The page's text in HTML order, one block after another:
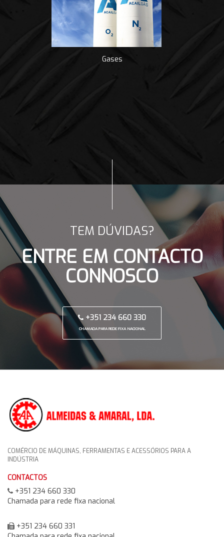
Gases
TEM DÚVIDAS?
ENTRE EM CONTACTO
CONNOSCO
+351 234 660 330
CHAMADA PARA REDE FIXA NACIONAL
COMÉRCIO DE MÁQUINAS, FERRAMENTAS E ACESSÓRIOS PARA A
INDÚSTRIA
CONTACTOS
+351 234 660 330
Chamada para rede fixa nacional
+351 234 660 331